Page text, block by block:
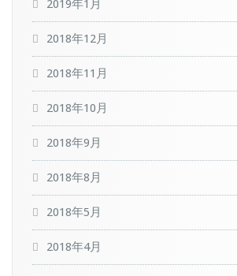
2019年1月
2018年12月
2018年11月
2018年10月
2018年9月
2018年8月
2018年5月
2018年4月